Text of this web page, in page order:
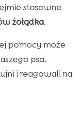
stosowne
żołądka.
pomocy może
psa.
i reagowali na